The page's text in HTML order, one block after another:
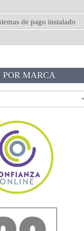
de pago instalado
POR MARCA